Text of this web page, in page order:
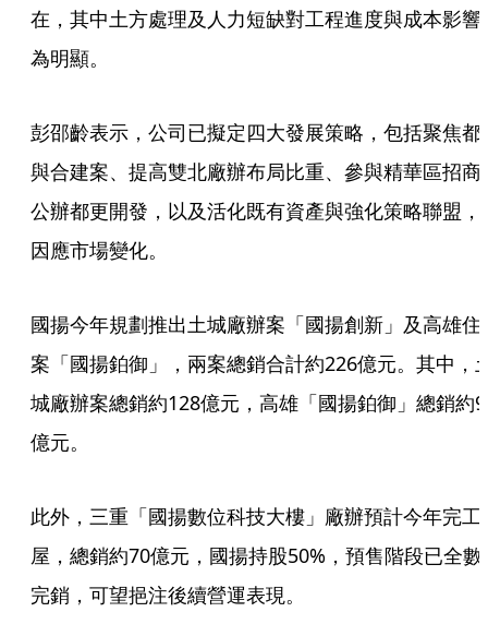
在，其中土方處理及人力短缺對工程進度與成本影響
為明顯。
彭邵齡表示，公司已擬定四大發展策略，包括聚焦都
與合建案、提高雙北廠辦布局比重、參與精華區招商
公辦都更開發，以及活化既有資產與強化策略聯盟，
因應市場變化。
國揚今年規劃推出土城廠辦案「國揚創新」及高雄住
案「國揚鉑御」，兩案總銷合計約226億元。其中，
城廠辦案總銷約128億元，高雄「國揚鉑御」總銷約
億元。
此外，三重「國揚數位科技大樓」廠辦預計今年完工
屋，總銷約70億元，國揚持股50%，預售階段已全數
完銷，可望挹注後續營運表現。